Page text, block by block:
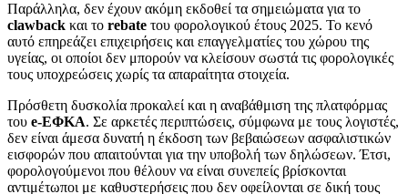
Παράλληλα, δεν έχουν ακόμη εκδοθεί τα σημειώματα για το
clawback και το rebate του φορολογικού έτους 2025. Το κενό
αυτό επηρεάζει επιχειρήσεις και επαγγελματίες του χώρου της
υγείας, οι οποίοι δεν μπορούν να κλείσουν σωστά τις φορολογικές
τους υποχρεώσεις χωρίς τα απαραίτητα στοιχεία.
Πρόσθετη δυσκολία προκαλεί και η αναβάθμιση της πλατφόρμας
του e-ΕΦΚΑ. Σε αρκετές περιπτώσεις, σύμφωνα με τους λογιστές,
δεν είναι άμεσα δυνατή η έκδοση των βεβαιώσεων ασφαλιστικών
εισφορών που απαιτούνται για την υποβολή των δηλώσεων. Έτσι,
φορολογούμενοι που θέλουν να είναι συνεπείς βρίσκονται
αντιμέτωποι με καθυστερήσεις που δεν οφείλονται σε δική τους